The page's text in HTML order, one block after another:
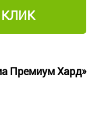
Премиум Хард»